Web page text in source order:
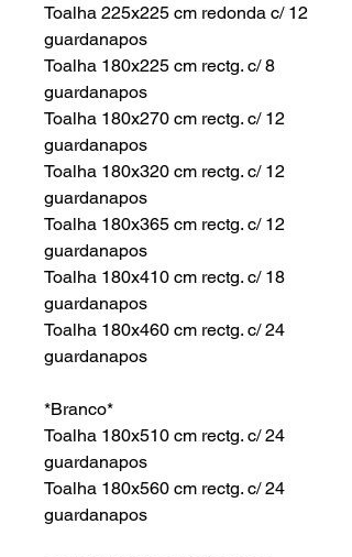
Toalha 225x225 cm redonda c/ 12
guardanapos
Toalha 180x225 cm rectg. c/ 8
guardanapos
Toalha 180x270 cm rectg. c/ 12
guardanapos
Toalha 180x320 cm rectg. c/ 12
guardanapos
Toalha 180x365 cm rectg. c/ 12
guardanapos
Toalha 180x410 cm rectg. c/ 18
guardanapos
Toalha 180x460 cm rectg. c/ 24
guardanapos
*Branco*
Toalha 180x510 cm rectg. c/ 24
guardanapos
Toalha 180x560 cm rectg. c/ 24
guardanapos